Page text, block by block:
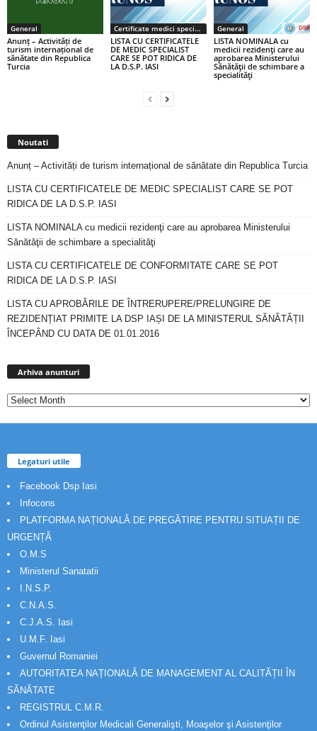
General
Anunț – Activități de
turism internațional de
sănătate din Republica
Turcia
Certificate medici specialiști / primari
LISTA CU CERTIFICATELE
DE MEDIC SPECIALIST
CARE SE POT RIDICA DE
LA D.S.P. IASI
General
LISTA NOMINALA cu
medicii rezidenţi care au
aprobarea Ministerului
Sănătăţii de schimbare a
specialităţi
Noutati
Anunț – Activități de turism internațional de sănătate din Republica Turcia
LISTA CU CERTIFICATELE DE MEDIC SPECIALIST CARE SE POT
RIDICA DE LA D.S.P. IASI
LISTA NOMINALA cu medicii rezidenţi care au aprobarea Ministerului
Sănătăţii de schimbare a specialităţi
LISTA CU CERTIFICATELE DE CONFORMITATE CARE SE POT
RIDICA DE LA D.S.P. IASI
LISTA CU APROBĂRILE DE ÎNTRERUPERE/PRELUNGIRE DE
REZIDENȚIAT PRIMITE LA DSP IAȘI DE LA MINISTERUL SĂNĂTĂȚII
ÎNCEPÂND CU DATA DE 01.01.2016
Arhiva anunturi
Legaturi utile
Facebook Dsp Iasi
Infocons
PLATFORMA NAȚIONALĂ DE PREGĂTIRE PENTRU SITUAȚII DE
URGENȚĂ
O.M.S
Ministerul Sanatatii
I.N.S.P.
C.N.A.S.
C.J.A.S. Iasi
U.M.F. Iasi
Guvernul Romaniei
AUTORITATEA NAȚIONALĂ DE MANAGEMENT AL CALITĂȚII ÎN
SĂNĂTATE
REGISTRUL C.M.R.
Ordinul Asistenţilor Medicali Generalişti, Moaşelor şi Asistenţilor